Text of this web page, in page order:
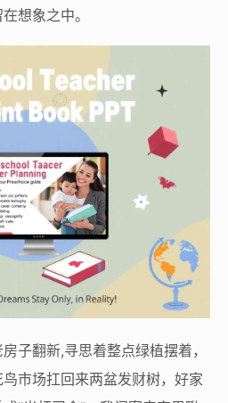
想象之中。
子翻新,寻思着整点绿植摆着，
市场扛回来两盆发财树，好家